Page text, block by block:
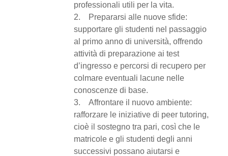
professionali utili per la vita.
2. Prepararsi alle nuove sfide:
supportare gli studenti nel passaggio
al primo anno di università, offrendo
attività di preparazione ai test
d’ingresso e percorsi di recupero per
colmare eventuali lacune nelle
conoscenze di base.
3. Affrontare il nuovo ambiente:
rafforzare le iniziative di peer tutoring,
cioè il sostegno tra pari, così che le
matricole e gli studenti degli anni
successivi possano aiutarsi e